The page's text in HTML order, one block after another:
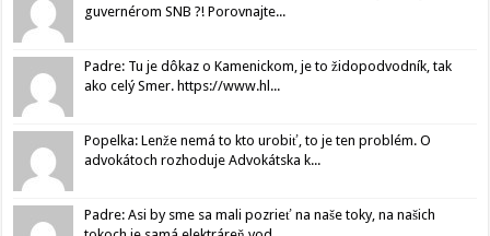
guvernérom SNB ?! Porovnajte...
Padre: Tu je dôkaz o Kamenickom, je to židopodvodník, tak
ako celý Smer. https://www.hl...
Popelka: Lenže nemá to kto urobiť, to je ten problém. O
advokátoch rozhoduje Advokátska k...
Padre: Asi by sme sa mali pozrieť na naše toky, na našich